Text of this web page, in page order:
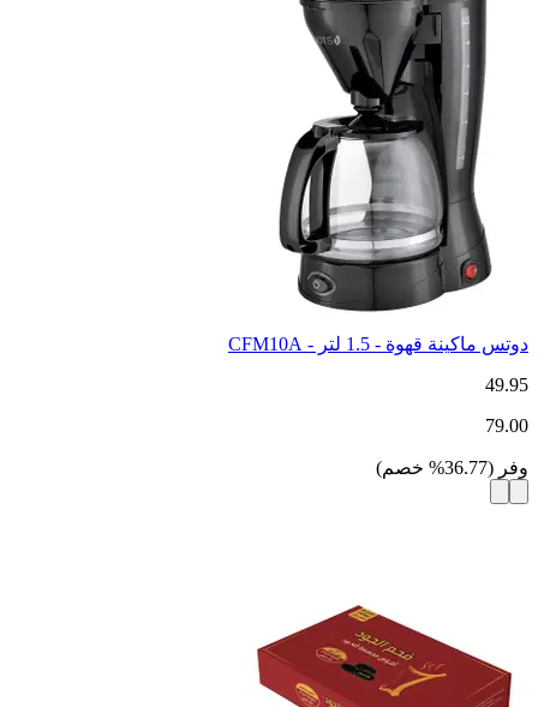
دوتس ماكينة قهوة - 1.5 لتر - CFM10A
49.95
79.00
وفر (
36.77
% خصم)